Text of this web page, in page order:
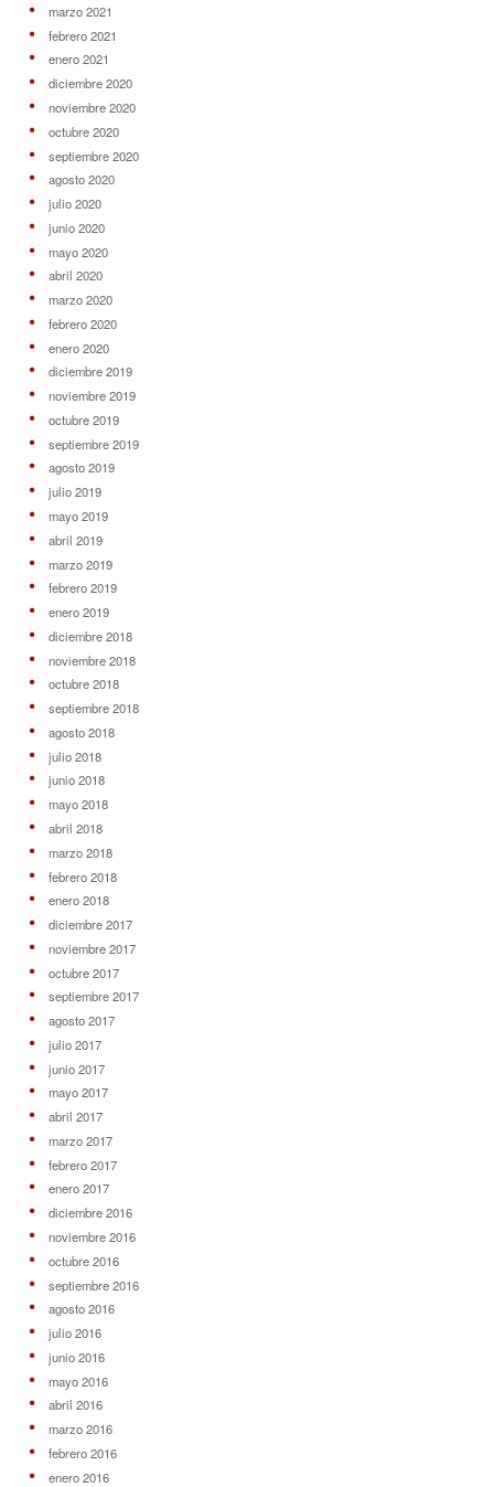
marzo 2021
febrero 2021
enero 2021
diciembre 2020
noviembre 2020
octubre 2020
septiembre 2020
agosto 2020
julio 2020
junio 2020
mayo 2020
abril 2020
marzo 2020
febrero 2020
enero 2020
diciembre 2019
noviembre 2019
octubre 2019
septiembre 2019
agosto 2019
julio 2019
mayo 2019
abril 2019
marzo 2019
febrero 2019
enero 2019
diciembre 2018
noviembre 2018
octubre 2018
septiembre 2018
agosto 2018
julio 2018
junio 2018
mayo 2018
abril 2018
marzo 2018
febrero 2018
enero 2018
diciembre 2017
noviembre 2017
octubre 2017
septiembre 2017
agosto 2017
julio 2017
junio 2017
mayo 2017
abril 2017
marzo 2017
febrero 2017
enero 2017
diciembre 2016
noviembre 2016
octubre 2016
septiembre 2016
agosto 2016
julio 2016
junio 2016
mayo 2016
abril 2016
marzo 2016
febrero 2016
enero 2016